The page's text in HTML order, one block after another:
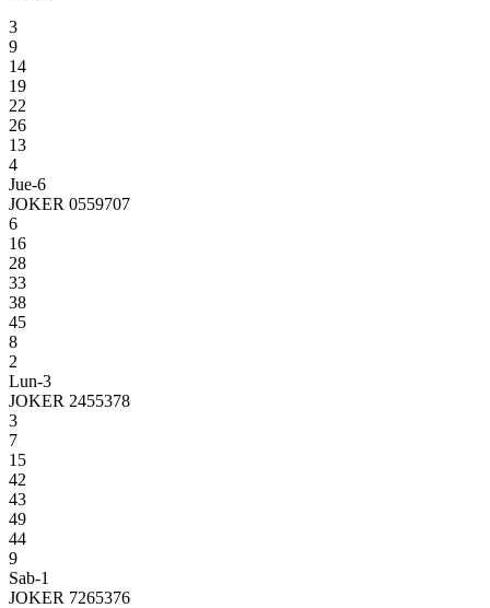
3
9
14
19
22
26
13
4
Jue-6
JOKER 0559707
6
16
28
33
38
45
8
2
Lun-3
JOKER 2455378
3
7
15
42
43
49
44
9
Sab-1
JOKER 7265376